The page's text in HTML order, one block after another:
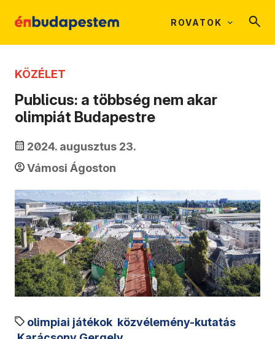
ROVATOK
KÖZÉLET
Publicus: a többség nem akar
olimpiát Budapestre
2024. augusztus 23.
Vámosi Ágoston
olimpiai játékok közvélemény-kutatás